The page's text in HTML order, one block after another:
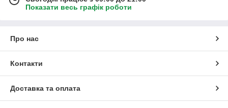
Показати весь графік роботи
Про нас
Контакти
Доставка та оплата